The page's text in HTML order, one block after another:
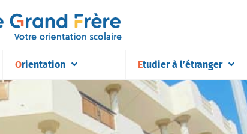
Orientation Etudier à l’étranger